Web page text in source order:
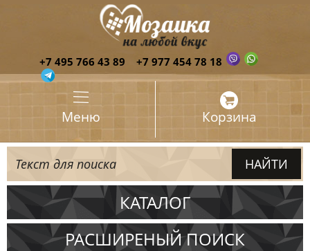
+7 495 766 43 89 +7 977 454 78 18
Меню Корзина
КАТАЛОГ
Испания
РАСШИРЕНЫЙ ПОИСК